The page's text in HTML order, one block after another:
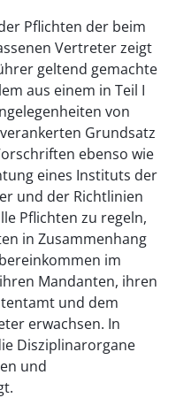
Pflichten der beim
Vertreter zeigt
geltend gemachte
aus einem in Teil I
von
Grundsatz
ebenso wie
eines Instituts der
und der Richtlinien
Pflichten zu regeln,
in Zusammenhang
im
Mandanten, ihren
und dem
erwachsen. In
Disziplinarorgane
und